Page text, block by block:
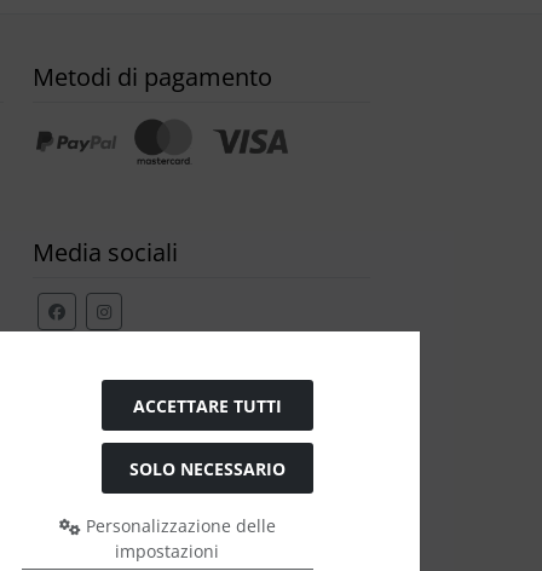
Metodi di pagamento
Media sociali
Modulo di recesso
ACCETTARE TUTTI
SOLO NECESSARIO
Personalizzazione delle
impostazioni